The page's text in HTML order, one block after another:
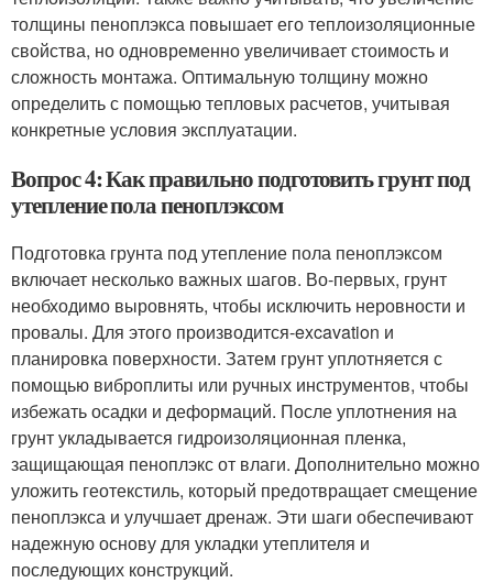
толщины пеноплэкса повышает его теплоизоляционные
свойства, но одновременно увеличивает стоимость и
сложность монтажа. Оптимальную толщину можно
определить с помощью тепловых расчетов, учитывая
конкретные условия эксплуатации.
Вопрос 4: Как правильно подготовить грунт под
утепление пола пеноплэксом
Подготовка грунта под утепление пола пеноплэксом
включает несколько важных шагов. Во-первых, грунт
необходимо выровнять, чтобы исключить неровности и
провалы. Для этого производится-excavation и
планировка поверхности. Затем грунт уплотняется с
помощью виброплиты или ручных инструментов, чтобы
избежать осадки и деформаций. После уплотнения на
грунт укладывается гидроизоляционная пленка,
защищающая пеноплэкс от влаги. Дополнительно можно
уложить геотекстиль, который предотвращает смещение
пеноплэкса и улучшает дренаж. Эти шаги обеспечивают
надежную основу для укладки утеплителя и
последующих конструкций.